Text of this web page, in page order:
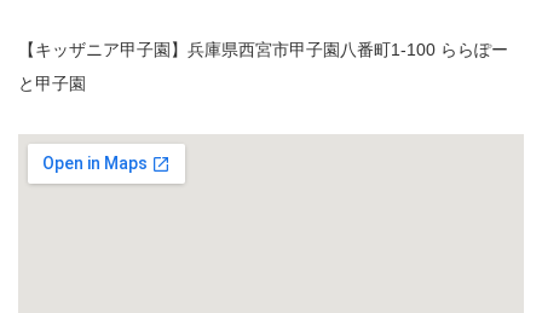
【キッザニア甲子園】兵庫県西宮市甲子園八番町1-100 ららぽー
と甲子園